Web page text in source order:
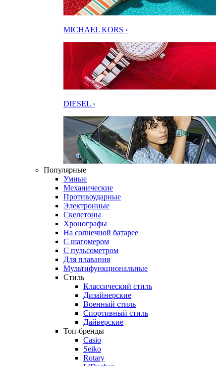
MICHAEL KORS ›
DIESEL ›
Популярные
Умные
Механические
Противоударные
Электронные
Скелетоны
Хронографы
На солнечной батарее
С шагомером
С пульсометром
Для плавания
Мультифункциональные
Стиль
Классический стиль
Дизайнерские
Военный стиль
Спортивный стиль
Дайверские
Топ-бренды
Casio
Seiko
Rotary